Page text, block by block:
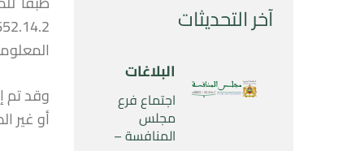
آخر التحديثات
البلاغات
اجتماع فرع
مجلس
المنافسة –
وقد تم
أو غير